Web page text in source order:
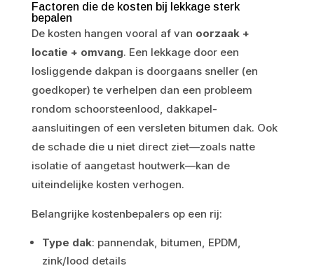
Factoren die de kosten bij lekkage sterk
bepalen
De kosten hangen vooral af van oorzaak +
locatie + omvang. Een lekkage door een
losliggende dakpan is doorgaans sneller (en
goedkoper) te verhelpen dan een probleem
rondom schoorsteenlood, dakkapel-
aansluitingen of een versleten bitumen dak. Ook
de schade die u niet direct ziet—zoals natte
isolatie of aangetast houtwerk—kan de
uiteindelijke kosten verhogen.
Belangrijke kostenbepalers op een rij:
Type dak: pannendak, bitumen, EPDM,
zink/lood details